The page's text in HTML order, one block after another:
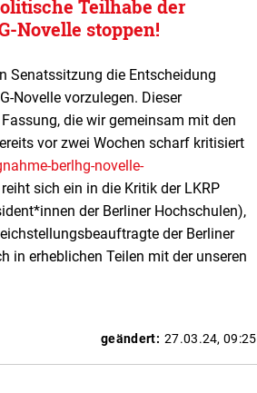
Teilhabe der
Novelle stoppen!
Senatssitzung die Entscheidung
Novelle vorzulegen. Dieser
die wir gemeinsam mit den
vor zwei Wochen scharf kritisiert
berlhg-novelle-
sich ein in die Kritik der LKRP
der Berliner Hochschulen),
der Berliner
in erheblichen Teilen mit der unseren
geändert: 27.03.24, 09:25